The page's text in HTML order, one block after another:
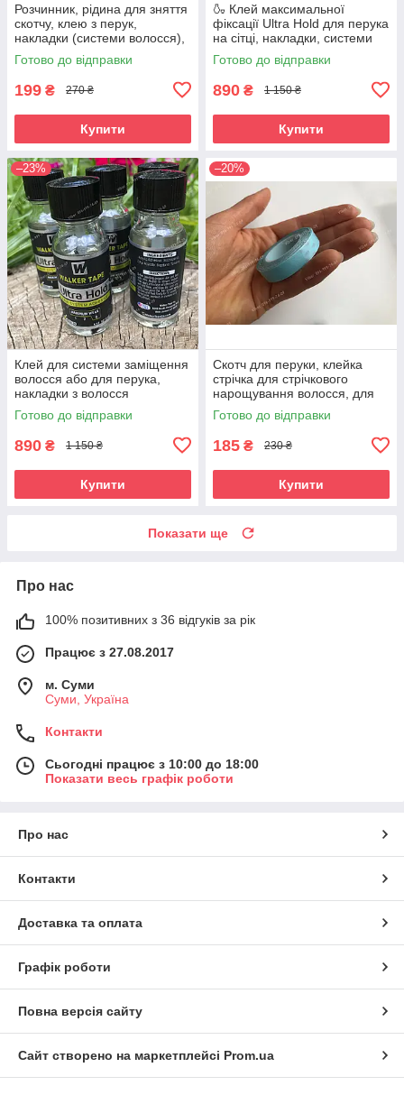
Розчинник, рідина для зняття
скотчу, клею з перук,
накладки (системи волосся),
ремувер
Готово до відправки
199 ₴ 270 ₴
Купити
🍶 Клей максимальної
фіксації Ultra Hold для перука
на сітці, накладки, системи
волосся
Готово до відправки
890 ₴ 1 150 ₴
Купити
–23%
Клей для системи заміщення
волосся або для перука,
накладки з волосся
Готово до відправки
890 ₴ 1 150 ₴
Купити
–20%
Скотч для перуки, клейка
стрічка для стрічкового
нарощування волосся, для
системи волосся, накидки
Готово до відправки
185 ₴ 230 ₴
Купити
Показати ще
Про нас
100% позитивних з 36 відгуків за рік
Працює з 27.08.2017
м. Суми
Суми, Україна
Контакти
Сьогодні працює з 10:00 до 18:00
Показати весь графік роботи
Про нас
Контакти
Доставка та оплата
Графік роботи
Повна версія сайту
Сайт створено на маркетплейсі Prom.ua